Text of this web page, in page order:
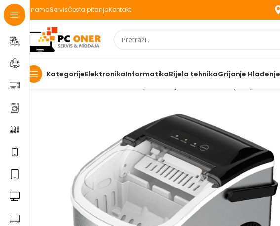
O namaServisČesta pitanjaKontakt
KategorijeElektronikaInformatikaBijela tehnikaGrijanje Hlađenje
Početna